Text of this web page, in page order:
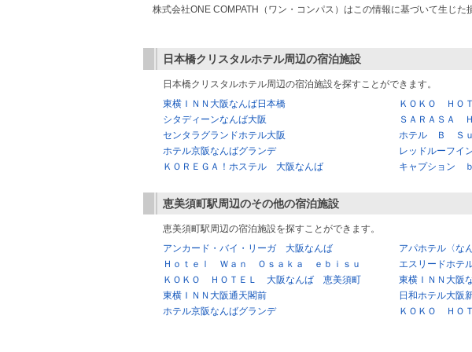
株式会社ONE COMPATH（ワン・コンパス）はこの情報に基づいて生じた
日本橋クリスタルホテル周辺の宿泊施設
日本橋クリスタルホテル周辺の宿泊施設を探すことができます。
東横ＩＮＮ大阪なんば日本橋
ＫＯＫＯ ＨＯ
シタディーンなんば大阪
ＳＡＲＡＳＡ
センタラグランドホテル大阪
ホテル Ｂ Ｓｕ
ホテル京阪なんばグランデ
レッドルーフ
ＫＯＲＥＧＡ！ホステル 大阪なんば
キャプション
恵美須町駅周辺のその他の宿泊施設
恵美須町駅周辺の宿泊施設を探すことができます。
アンカード・バイ・リーガ 大阪なんば
アパホテル〈な
Ｈｏｔｅｌ Ｗａｎ Ｏｓａｋａ ｅｂｉｓｕ
エスリードホテ
ＫＯＫＯ ＨＯＴＥＬ 大阪なんば 恵美須町
東横ＩＮＮ大阪
東横ＩＮＮ大阪通天閣前
日和ホテル大阪
ホテル京阪なんばグランデ
ＫＯＫＯ ＨＯ